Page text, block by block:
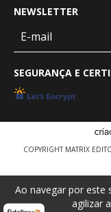
Ao navegar por este
agilizar
NEWSLETTER
SEGURANÇA E
COPYRIGHT MATRIX